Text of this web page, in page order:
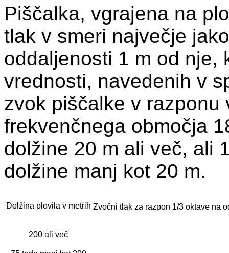
Piščalka, vgrajena na
tlak v smeri največje
oddaljenosti 1 m od nje,
vrednosti, navedenih v
zvok piščalke v
frekvenčnega območja
dolžine 20 m ali več, ali
dolžine manj kot 20 m.
Dolžina plovila v metrih Zvočni tlak za razpon 1/3 oktave na
200 ali več